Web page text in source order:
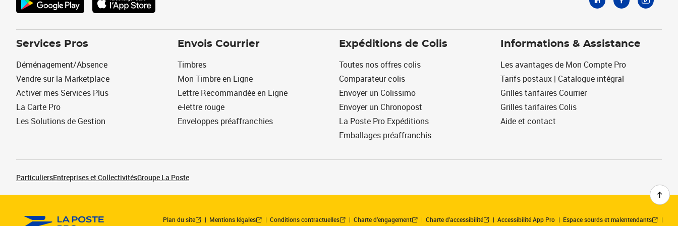
Services Pros
Déménagement/Absence
Vendre sur la Marketplace
Activer mes Services Plus
La Carte Pro
Les Solutions de Gestion
Envois Courrier
Timbres
Mon Timbre en Ligne
Lettre Recommandée en Ligne
e-lettre rouge
Enveloppes préaffranchies
Expéditions de Colis
Toutes nos offres colis
Comparateur colis
Envoyer un Colissimo
Envoyer un Chronopost
La Poste Pro Expéditions
Emballages préaffranchis
Informations & Assistance
Les avantages de Mon Compte Pro
Tarifs postaux | Catalogue intégral
Grilles tarifaires Courrier
Grilles tarifaires Colis
Aide et contact
ParticuliersEntreprises et CollectivitésGroupe La Poste
Plan du site Mentions légales Conditions contractuelles Charte d’engagement Charte d'accessibilité Accessibilité App Pro
Espace sourds et malentendants